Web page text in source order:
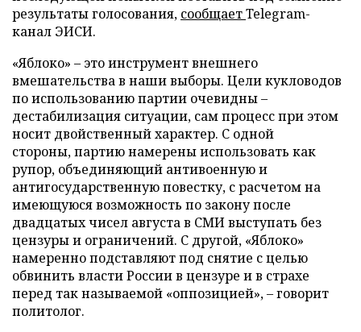
результаты голосования, сообщаетTelegram-
канал ЭИСИ.
«Яблоко» – это инструмент внешнего
вмешательства в наши выборы. Цели кукловодов
по использованию партии очевидны –
дестабилизация ситуации, сам процесс при этом
носит двойственный характер. С одной
стороны, партию намерены использовать как
рупор, объединяющий антивоенную и
антигосударственную повестку, с расчетом на
имеющуюся возможность по закону после
двадцатых чисел августа в СМИ выступать без
цензуры и ограничений. С другой, «Яблоко»
намеренно подставляют под снятие с целью
обвинить власти России в цензуре и в страхе
перед так называемой «оппозицией», – говорит
политолог.